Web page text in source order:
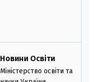
Новини Освіти
Міністерство освіти та